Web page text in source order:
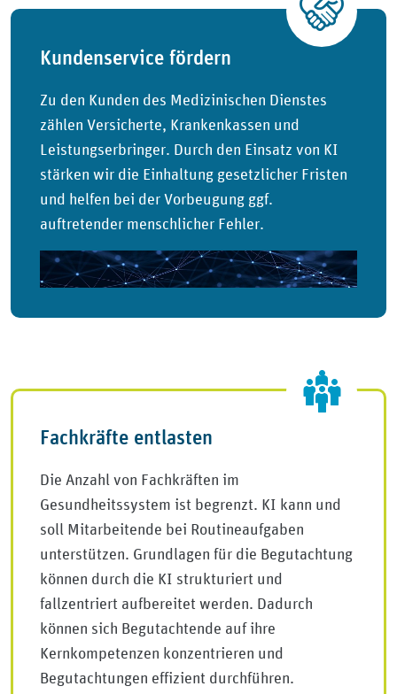
Kundenservice fördern
Zu den Kunden des Medizinischen Dienstes
zählen Versicherte, Krankenkassen und
Leistungserbringer. Durch den Einsatz von KI
stärken wir die Einhaltung gesetzlicher Fristen
und helfen bei der Vorbeugung ggf.
auftretender menschlicher Fehler.
Fachkräfte entlasten
Die Anzahl von Fachkräften im
Gesundheitssystem ist begrenzt. KI kann und
soll Mitarbeitende bei Routineaufgaben
unterstützen. Grundlagen für die Begutachtung
können durch die KI strukturiert und
fallzentriert aufbereitet werden. Dadurch
können sich Begutachtende auf ihre
Kernkompetenzen konzentrieren und
Begutachtungen effizient durchführen.